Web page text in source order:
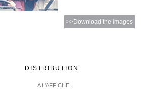
>>Download the images
DISTRIBUTION
A L'AFFICHE